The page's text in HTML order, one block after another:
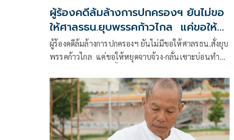
ผู้ร้องคดีล้มล้างการปกครองฯ ยันไม่ขอ
ให้ศาลรธน.ยุบพรรคก้าวไกล แค่ขอให้
หยุดจาบจ้วง
ผู้ร้องคดีล้มล้างการปกครองฯ ยันไม่มีขอให้ศาลรธน.สั่งยุบ
พรรคก้าวไกล แค่ขอให้หยุดจาบจ้วง-กลั่นเซาะบ่อนทำ
เพียบ